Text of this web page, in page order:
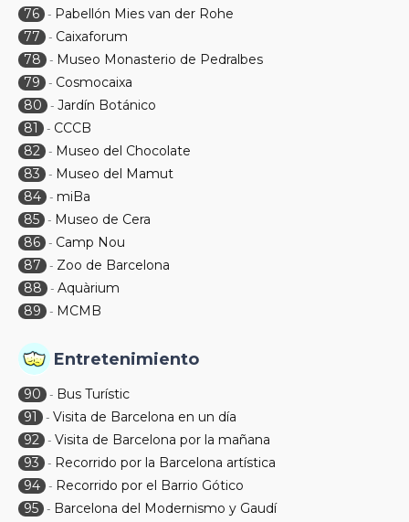
76 - Pabellón Mies van der Rohe
77
- Caixaforum
78
- Museo Monasterio de Pedralbes
79
- Cosmocaixa
80
- Jardín Botánico
81
- CCCB
82 - Museo del Chocolate
83
- Museo del Mamut
84 - miBa
85 - Museo de Cera
86 - Camp Nou
87
- Zoo de Barcelona
88
- Aquàrium
89
- MCMB
Entretenimiento
90 - Bus Turístic
91
- Visita de Barcelona en un día
92 - Visita de Barcelona por la mañana
93
- Recorrido por la Barcelona artística
94 - Recorrido por el Barrio Gótico
95 - Barcelona del Modernismo y Gaudí